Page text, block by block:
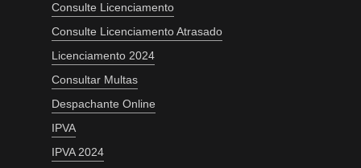
Consulte Licenciamento
Consulte Licenciamento Atrasado
Licenciamento 2024
Consultar Multas
Despachante Online
IPVA
IPVA 2024